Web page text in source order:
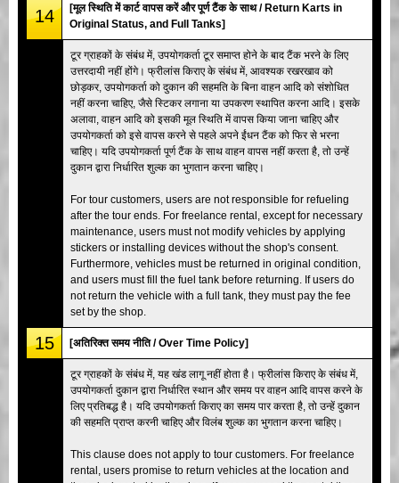
14
[मूल स्थिति में कार्ट वापस करें और पूर्ण टैंक के साथ / Return Karts in
Original Status, and Full Tanks]
टूर ग्राहकों के संबंध में, उपयोगकर्ता टूर समाप्त होने के बाद टैंक भरने के लिए
उत्तरदायी नहीं होंगे। फ्रीलांस किराए के संबंध में, आवश्यक रखरखाव को
छोड़कर, उपयोगकर्ता को दुकान की सहमति के बिना वाहन आदि को संशोधित
नहीं करना चाहिए, जैसे स्टिकर लगाना या उपकरण स्थापित करना आदि। इसके
अलावा, वाहन आदि को इसकी मूल स्थिति में वापस किया जाना चाहिए और
उपयोगकर्ता को इसे वापस करने से पहले अपने ईंधन टैंक को फिर से भरना
चाहिए। यदि उपयोगकर्ता पूर्ण टैंक के साथ वाहन वापस नहीं करता है, तो उन्हें
दुकान द्वारा निर्धारित शुल्क का भुगतान करना चाहिए।
For tour customers, users are not responsible for refueling
after the tour ends. For freelance rental, except for necessary
maintenance, users must not modify vehicles by applying
stickers or installing devices without the shop's consent.
Furthermore, vehicles must be returned in original condition,
and users must fill the fuel tank before returning. If users do
not return the vehicle with a full tank, they must pay the fee
set by the shop.
15 [अतिरिक्त समय नीति / Over Time Policy]
टूर ग्राहकों के संबंध में, यह खंड लागू नहीं होता है। फ्रीलांस किराए के संबंध में,
उपयोगकर्ता दुकान द्वारा निर्धारित स्थान और समय पर वाहन आदि वापस करने के
लिए प्रतिबद्ध है। यदि उपयोगकर्ता किराए का समय पार करता है, तो उन्हें दुकान
की सहमति प्राप्त करनी चाहिए और विलंब शुल्क का भुगतान करना चाहिए।
This clause does not apply to tour customers. For freelance
rental, users promise to return vehicles at the location and